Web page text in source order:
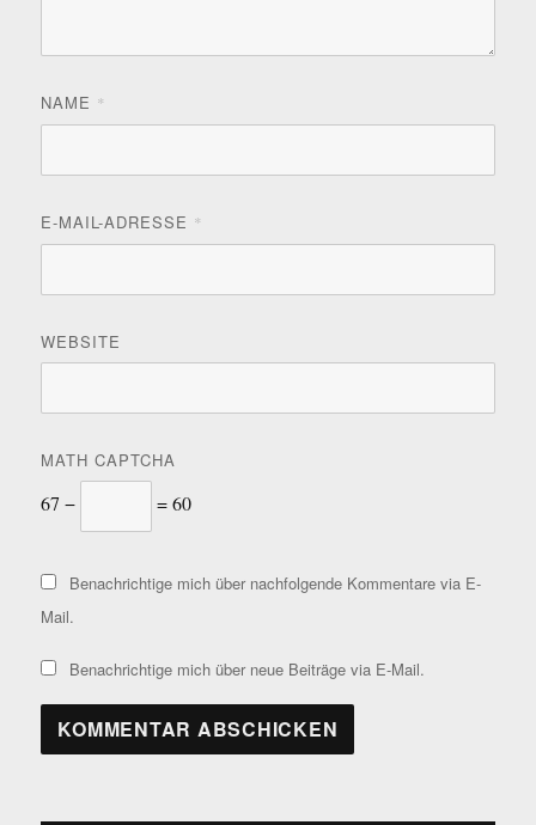
NAME *
E-MAIL-ADRESSE *
WEBSITE
MATH CAPTCHA
67 − = 60
Benachrichtige mich über nachfolgende Kommentare via E-
Mail.
Benachrichtige mich über neue Beiträge via E-Mail.